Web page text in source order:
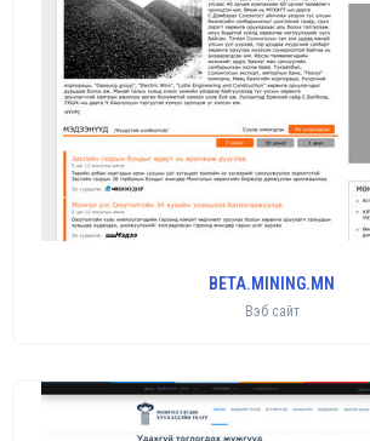
BETA.MINING.MN
Вэб сайт